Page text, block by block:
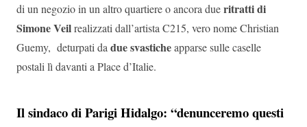
di un negozio in un altro quartiere o ancora dueritratti di
Simone Veilrealizzati dall’artista C215, vero nome Christian
Guemy, deturpati dadue svasticheapparse sulle caselle
postali lì davanti a Place d’Italie.
Il sindaco di Parigi Hidalgo: “denunceremo questi